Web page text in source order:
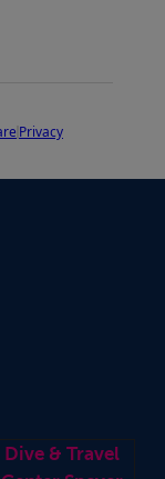
Dive & Travel